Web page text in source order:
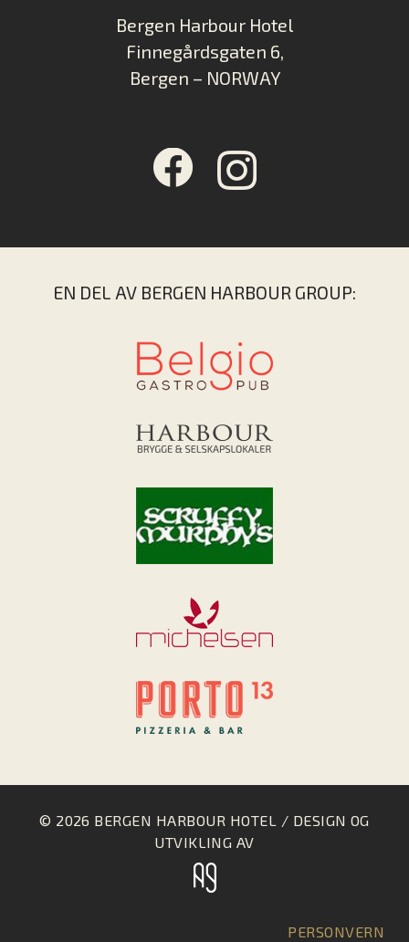
Bergen Harbour Hotel
Finnegårdsgaten 6,
Bergen – NORWAY
EN DEL AV BERGEN HARBOUR GROUP:
© 2026 BERGEN HARBOUR HOTEL / DESIGN OG
UTVIKLING AV
PERSONVERN